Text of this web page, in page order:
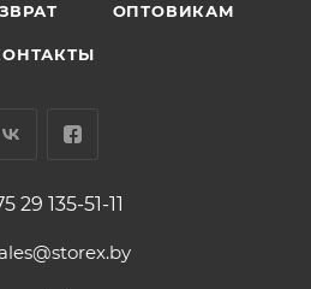
ОПТОВИКАМ
29 135-51-11